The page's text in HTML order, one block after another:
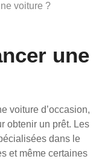
voiture ?
une
voiture d’occasion,
obtenir un prêt. Les
dans le
et même certaines